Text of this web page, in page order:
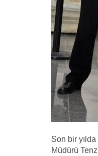
Son bir
Müdürü